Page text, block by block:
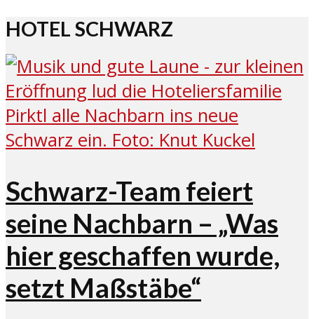
HOTEL SCHWARZ
Schwarz-Team feiert
seine Nachbarn – „Was
hier geschaffen wurde,
setzt Maßstäbe“